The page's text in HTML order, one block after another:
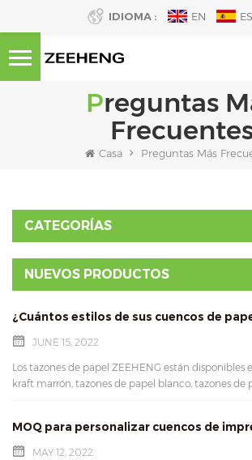
IDIOMA : EN ES
Preguntas Más
Casa Preguntas Más
CATEGORÍAS
NUEVOS PRODUCTOS
¿Cuántos estilos de sus cuencos de
JUNE 15, 2022
Los tazones de papel ZEEHENG están disponibles
kraft marrón, tazones de papel blanco, tazones de
MOQ para personalizar cuencos de
MAY 12, 2022